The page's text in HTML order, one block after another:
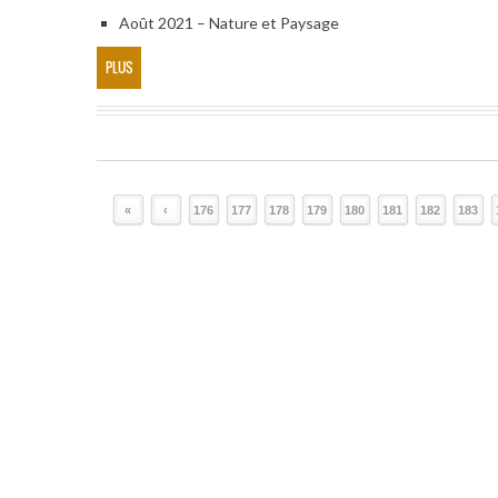
Août 2021 – Nature et Paysage
PLUS
« ‹ 176 177 178 179 180 181 182 183